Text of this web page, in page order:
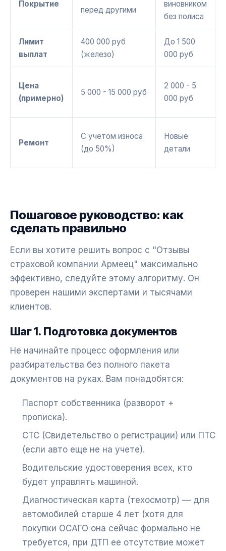
Покрытие
перед другими
виновником
без полиса
Лимит
выплат
400 000 руб
(железо)
До 1 500
000 руб
Цена
(примерно)
5 000 - 15 000 руб
2 000 - 5
000 руб
Ремонт
С учетом износа
(до 50%)
Новые
детали
Пошаговое руководство: как
сделать правильно
Если вы хотите решить вопрос с "Отзывы
страховой компании Армеец" максимально
эффективно, следуйте этому алгоритму. Он
проверен нашими экспертами и тысячами
клиентов.
Шаг 1. Подготовка документов
Не начинайте процесс оформления или
разбирательства без полного пакета
документов на руках. Вам понадобятся:
Паспорт собственника (разворот +
прописка).
СТС (Свидетельство о регистрации) или ПТС
(если авто еще не на учете).
Водительские удостоверения всех, кто
будет управлять машиной.
Диагностическая карта (техосмотр) — для
автомобилей старше 4 лет (хотя для
покупки ОСАГО она сейчас формально не
требуется, при ДТП ее отсутствие может